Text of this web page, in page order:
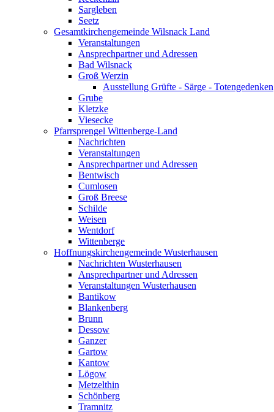
Sargleben
Seetz
Gesamtkirchengemeinde Wilsnack Land
Veranstaltungen
Ansprechpartner und Adressen
Bad Wilsnack
Groß Werzin
Ausstellung Grüfte - Särge - Totengedenken
Grube
Kletzke
Viesecke
Pfarrsprengel Wittenberge-Land
Nachrichten
Veranstaltungen
Ansprechpartner und Adressen
Bentwisch
Cumlosen
Groß Breese
Schilde
Weisen
Wentdorf
Wittenberge
Hoffnungskirchengemeinde Wusterhausen
Nachrichten Wusterhausen
Ansprechpartner und Adressen
Veranstaltungen Wusterhausen
Bantikow
Blankenberg
Brunn
Dessow
Ganzer
Gartow
Kantow
Lögow
Metzelthin
Schönberg
Tramnitz